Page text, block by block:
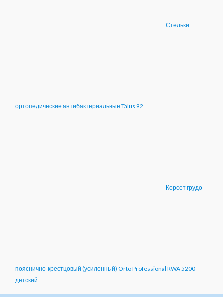
Стельки
ортопедические антибактериальные Talus 92
Корсет грудо-
пояснично-крестцовый (усиленный) Orto Professional RWA 5200
детский